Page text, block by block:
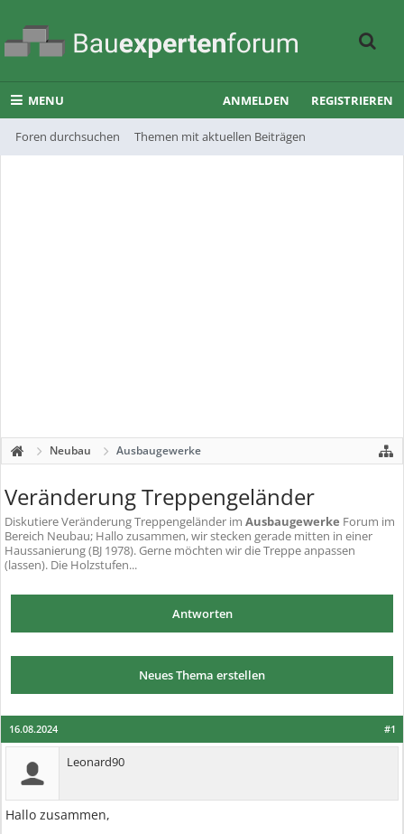
MENU
Foren durchsuchen Themen mit aktuellen Beiträgen
ANMELDEN REGISTRIEREN
Neubau Ausbaugewerke
Veränderung Treppengeländer
DiskutiereVeränderung Treppengeländer im Ausbaugewerke Forum im
Bereich Neubau; Hallo zusammen, wir stecken gerade mitten in einer
Haussanierung (BJ 1978). Gerne möchten wir die Treppe anpassen
(lassen). Die Holzstufen...
Antworten
Neues Thema erstellen
#1
16.08.2024
Leonard90
Hallo zusammen,